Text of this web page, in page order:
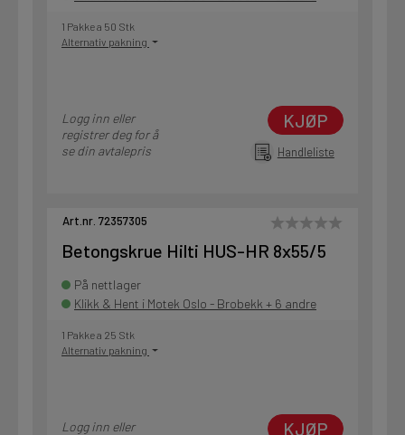
1 Pakke a 50 Stk
Alternativ pakning
Logg inn eller
registrer deg for å
se din avtalepris
KJØP
Handleliste
Art.nr. 72357305
Betongskrue Hilti HUS-HR 8x55/5
På nettlager
Klikk & Hent i Motek Oslo - Brobekk + 6 andre
1 Pakke a 25 Stk
Alternativ pakning
Logg inn eller KJØP